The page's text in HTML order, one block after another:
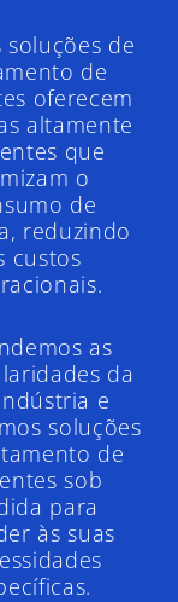
soluções de
de
oferecem
altamente
que
o
de
reduzindo
custos
as
da
e
soluções
de
sob
para
às suas